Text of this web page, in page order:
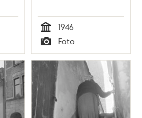
Tid
1946
Typ
Foto